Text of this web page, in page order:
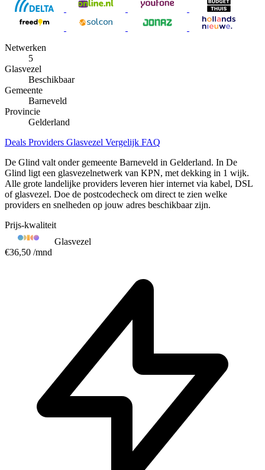
Netwerken
5
Glasvezel
Beschikbaar
Gemeente
Barneveld
Provincie
Gelderland
Deals Providers Glasvezel Vergelijk FAQ
De Glind valt onder gemeente Barneveld in Gelderland. In De
Glind ligt een glasvezelnetwerk van KPN, met dekking in 1 wijk.
Alle grote landelijke providers leveren hier internet via kabel, DSL
of glasvezel. Doe de postcodecheck om direct te zien welke
providers en snelheden op jouw adres beschikbaar zijn.
Prijs-kwaliteit
Glasvezel
€36,50 /mnd